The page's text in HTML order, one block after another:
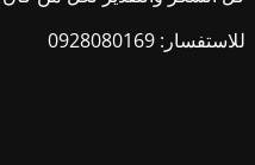
للاستفسار: 0928080169